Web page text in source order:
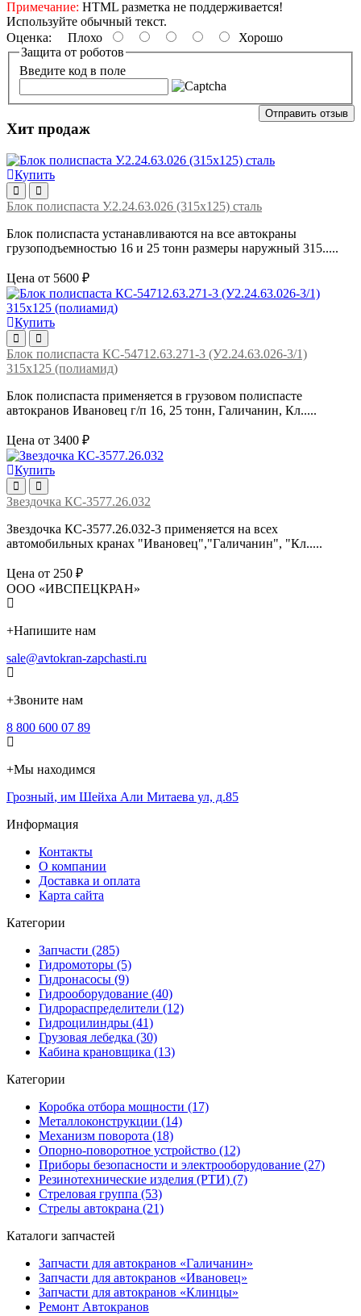
Примечание: HTML разметка не поддерживается!
Используйте обычный текст.
Оценка: Плохо
Хорошо
Защита от роботов
Введите код в поле
Отправить отзыв
Хит продаж
Купить
Блок полиспаста У.2.24.63.026 (315х125) сталь
Блок полиспаста устанавливаются на все автокраны
грузоподъемностью 16 и 25 тонн размеры наружный 315.....
Цена от 5600 ₽
Купить
Блок полиспаста КС-54712.63.271-3 (У2.24.63.026-3/1)
315х125 (полиамид)
Блок полиспаста применяется в грузовом полиспасте
автокранов Ивановец г/п 16, 25 тонн, Галичанин, Кл.....
Цена от 3400 ₽
Купить
Звездочка КС-3577.26.032
Звездочка КС-3577.26.032-3 применяется на всех
автомобильных кранах "Ивановец","Галичанин", "Кл.....
Цена от 250 ₽
ООО «ИВСПЕЦКРАН»
+Напишите нам
sale@avtokran-zapchasti.ru
+Звоните нам
8 800 600 07 89
+Мы находимся
Грозный, им Шейха Али Митаева ул, д.85
Информация
Контакты
О компании
Доставка и оплата
Карта сайта
Категории
Запчасти (285)
Гидромоторы (5)
Гидронасосы (9)
Гидрооборудование (40)
Гидрораспределители (12)
Гидроцилиндры (41)
Грузовая лебедка (30)
Кабина крановщика (13)
Категории
Коробка отбора мощности (17)
Металлоконструкции (14)
Механизм поворота (18)
Опорно-поворотное устройство (12)
Приборы безопасности и электрооборудование (27)
Резинотехнические изделия (РТИ) (7)
Стреловая группа (53)
Стрелы автокрана (21)
Каталоги запчастей
Запчасти для автокранов «Галичанин»
Запчасти для автокранов «Ивановец»
Запчасти для автокранов «Клинцы»
Ремонт Автокранов